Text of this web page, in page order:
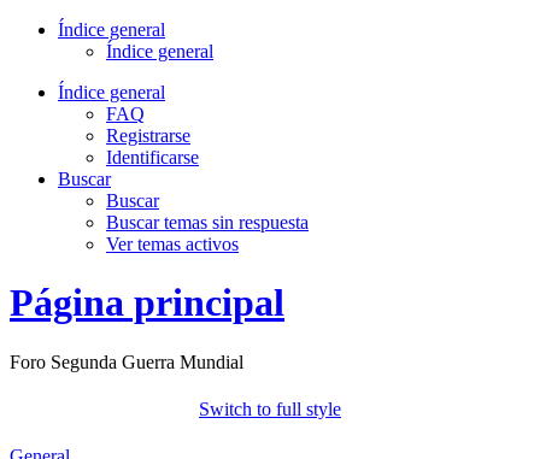
Índice general
Índice general
Índice general
FAQ
Registrarse
Identificarse
Buscar
Buscar
Buscar temas sin respuesta
Ver temas activos
Página principal
Foro Segunda Guerra Mundial
Switch to full style